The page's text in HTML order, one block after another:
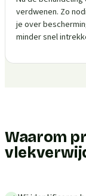
verdwenen. Zo
je over
minder snel
Waarom